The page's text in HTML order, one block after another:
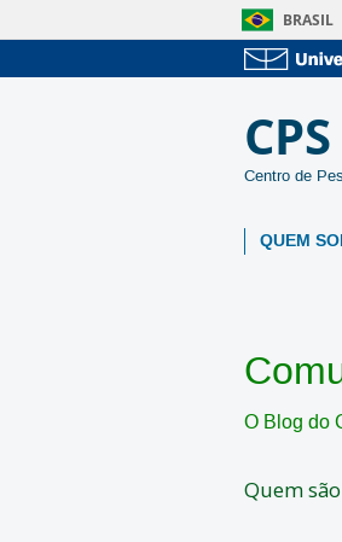
BRASIL
CPS
Centro de
QUEM
O Blog do
Quem